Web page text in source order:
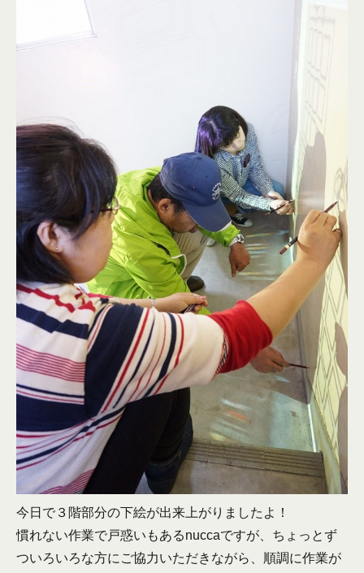
今日で３階部分の下絵が出来上がりましたよ！
慣れない作業で戸惑いもあるnuccaですが、ちょっとず
ついろいろな方にご協力いただきながら、順調に作業が